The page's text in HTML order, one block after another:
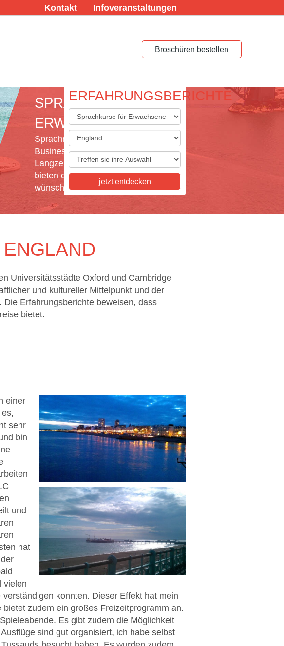
Kontakt Infoveranstaltungen
Broschüren bestellen
ERFAHRUNGSBERICHTE
jetzt entdecken
SPRACHREISEN FÜR
ERWACHSENE
Sprachreisen für Erwachsene,
Businesskurse, Studienaufenthalte,
Langzeitkurse, Examenskurse - wir
bieten die Vielfalt, die Sie sich
wünschen! Informieren Sie sich hier.
Universitätsstädte Oxford und Cambridge
und kultureller Mittelpunkt und der
Erfahrungsberichte beweisen, dass
bietet.
einer
sehr
bin
und
hat
vielen
konnten. Dieser Effekt hat mein
zudem ein großes Freizeitprogramm an.
Es gibt zudem die Möglichkeit
sind gut organisiert, ich habe selbst